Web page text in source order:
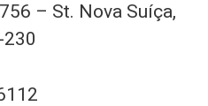
– St. Nova Suíça,
230